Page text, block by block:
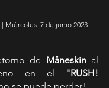
| Miércoles  7 de junio 2023
de Måneskin al
en el
"RUSH!